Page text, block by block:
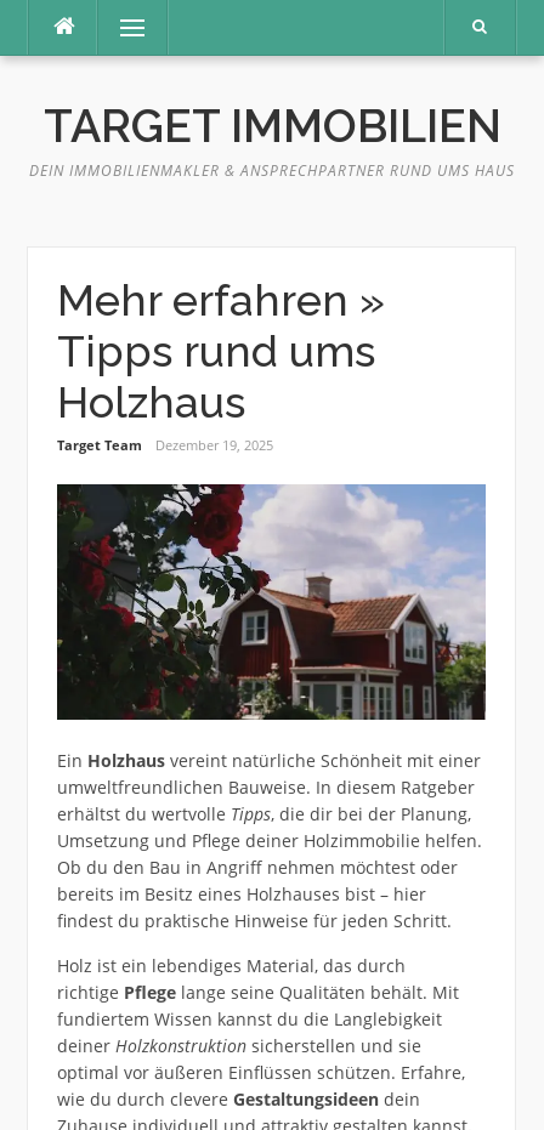
Inhalt
Menü
TARGET IMMOBILIEN
DEIN IMMOBILIENMAKLER & ANSPRECHPARTNER RUND UMS HAUS
Mehr erfahren »
Tipps rund ums
Holzhaus
Target Team Dezember 19, 2025
Ein Holzhausvereint natürliche Schönheit mit einer
umweltfreundlichen Bauweise. In diesem Ratgeber
erhältst du wertvolle Tipps, die dir bei der Planung,
Umsetzung und Pflege deiner Holzimmobilie helfen.
Ob du den Bau in Angriff nehmen möchtest oder
bereits im Besitz eines Holzhauses bist – hier
findest du praktische Hinweise für jeden Schritt.
Holz ist ein lebendiges Material, das durch
richtige Pflegelange seine Qualitäten behält. Mit
fundiertem Wissen kannst du die Langlebigkeit
deiner Holzkonstruktionsicherstellen und sie
optimal vor äußeren Einflüssen schützen. Erfahre,
wie du durch clevere Gestaltungsideendein